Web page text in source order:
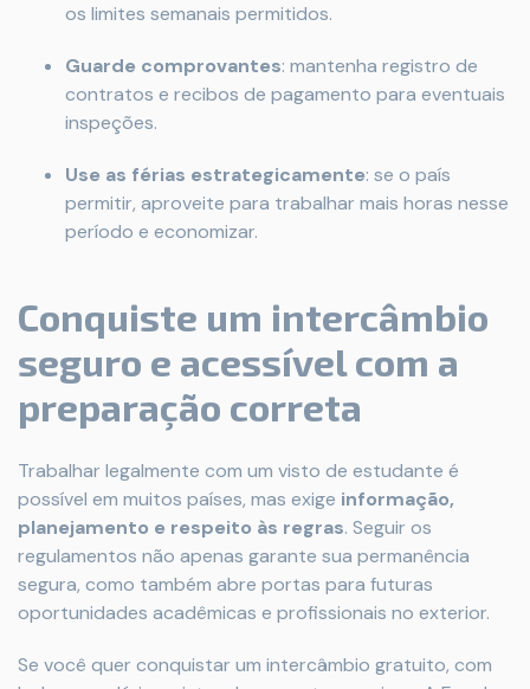
os limites semanais permitidos.
Guarde comprovantes: mantenha registro de
contratos e recibos de pagamento para eventuais
inspeções.
Use as férias estrategicamente: se o país
permitir, aproveite para trabalhar mais horas nesse
período e economizar.
Conquiste um intercâmbio
seguro e acessível com a
preparação correta
Trabalhar legalmente com um visto de estudante é
possível em muitos países, mas exige informação,
planejamento e respeito às regras. Seguir os
regulamentos não apenas garante sua permanência
segura, como também abre portas para futuras
oportunidades acadêmicas e profissionais no exterior.
Se você quer conquistar um intercâmbio gratuito, com